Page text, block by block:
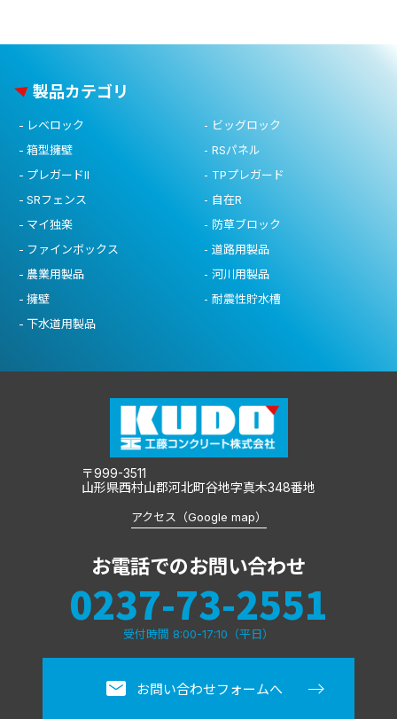
製品カテゴリ
レベロック
ビッグロック
箱型擁壁
RSパネル
プレガードII
TPプレガード
SRフェンス
自在R
マイ独楽
防草ブロック
ファインボックス
道路用製品
農業用製品
河川用製品
擁壁
耐震性貯水槽
下水道用製品
〒999-3511
山形県西村山郡河北町谷地字真木348番地
アクセス（Google map）
お電話でのお問い合わせ
0237-73-2551
受付時間 8:00-17:10（平日）
お問い合わせフォームへ